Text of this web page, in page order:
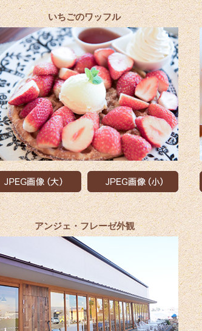
いちごのワッフル
アンジェ・フレーゼ外観